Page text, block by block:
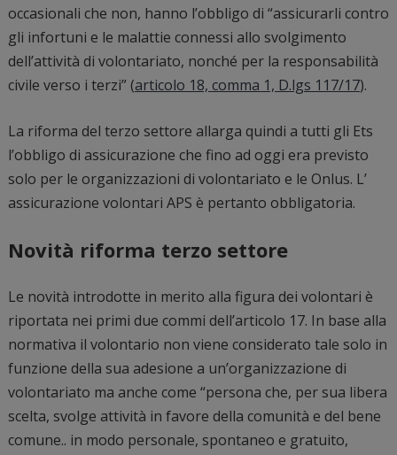
occasionali che non, hanno l’obbligo di “assicurarli contro
gli infortuni e le malattie connessi allo svolgimento
dell’attività di volontariato, nonché per la responsabilità
civile verso i terzi” (articolo 18, comma 1, D.lgs 117/17).
La riforma del terzo settore allarga quindi a tutti gli Ets
l’obbligo di assicurazione che fino ad oggi era previsto
solo per le organizzazioni di volontariato e le Onlus. L’
assicurazione volontari APS è pertanto obbligatoria.
Novità riforma terzo settore
Le novità introdotte in merito alla figura dei volontari è
riportata nei primi due commi dell’articolo 17. In base alla
normativa il volontario non viene considerato tale solo in
funzione della sua adesione a un’organizzazione di
volontariato ma anche come “persona che, per sua libera
scelta, svolge attività in favore della comunità e del bene
comune.. in modo personale, spontaneo e gratuito,